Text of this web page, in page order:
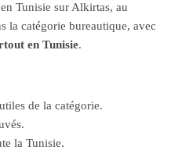
en Tunisie sur Alkirtas, au
la catégorie bureautique, avec
en Tunisie.
de la catégorie.
la Tunisie.